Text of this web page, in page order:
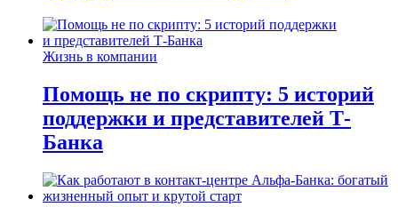
Жизнь в компании
Помощь не по скрипту: 5 историй
поддержки и представителей Т-
Банка